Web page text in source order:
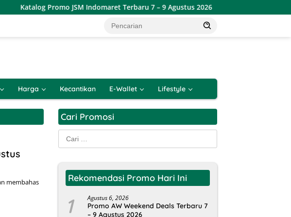
Katalog Promo JSM Indomaret Terbaru 7 – 9 Agustus 2026
Harga Kecantikan E-Wallet Lifestyle
membahas
Cari Promosi
Cari
untuk:
Rekomendasi Promo Hari Ini
1 Agustus 6, 2026
Promo AW Weekend Deals Terbaru 7
– 9 Agustus 2026